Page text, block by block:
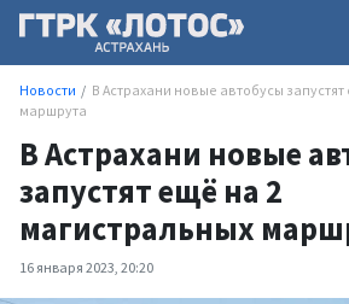
Новости
В Астрахани новые автобусы
маршрута
В Астрахани новые
запустят ещё на 2
магистральных
16 января 2023, 20:20